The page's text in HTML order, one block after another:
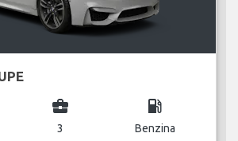
business_center
3
local_gas_station
Benzina